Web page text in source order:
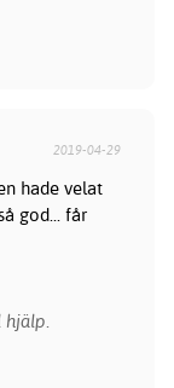
2019-04-29
hade velat
god... får